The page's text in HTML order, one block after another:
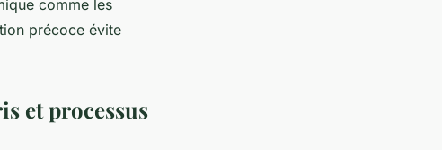
comme les
précoce évite
et processus